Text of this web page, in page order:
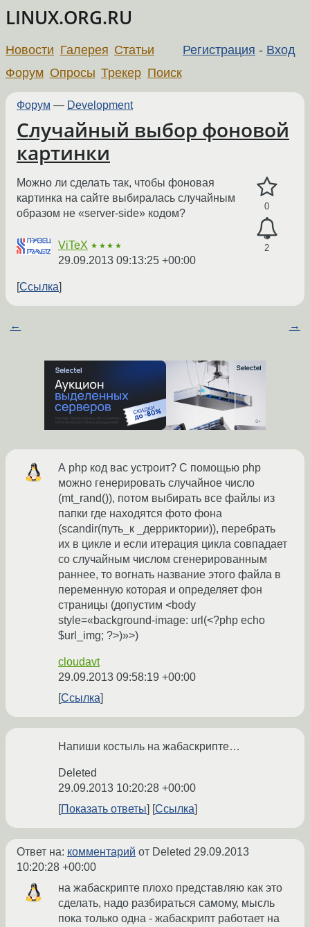
LINUX.ORG.RU
Регистрация - Вход
Новости Галерея Статьи
Форум Опросы Трекер Поиск
Форум — Development
Случайный выбор фоновой
картинки
0
2
Можно ли сделать так, чтобы фоновая
картинка на сайте выбиралась случайным
образом не «server-side» кодом?
ViTeX ★★★★
29.09.2013 09:13:25 +00:00
Ссылка
← →
А php код вас устроит? С помощью php
можно генерировать случайное число
(mt_rand()), потом выбирать все файлы из
папки где находятся фото фона
(scandir(путь_к _дерриктории)), перебрать
их в цикле и если итерация цикла совпадает
со случайным числом сгенерированным
раннее, то вогнать название этого файла в
переменную которая и определяет фон
страницы (допустим <body
style=«background-image: url(<?php echo
$url_img; ?>)»>)
cloudavt
29.09.2013 09:58:19 +00:00
Ссылка
Напиши костыль на жабаскрипте…
Deleted
29.09.2013 10:20:28 +00:00
Показать ответы
Ссылка
Ответ на: комментарий от Deleted 29.09.2013
10:20:28 +00:00
на жабаскрипте плохо представляю как это
сделать, надо разбираться самому, мысль
пока только одна - жабаскрипт работает на